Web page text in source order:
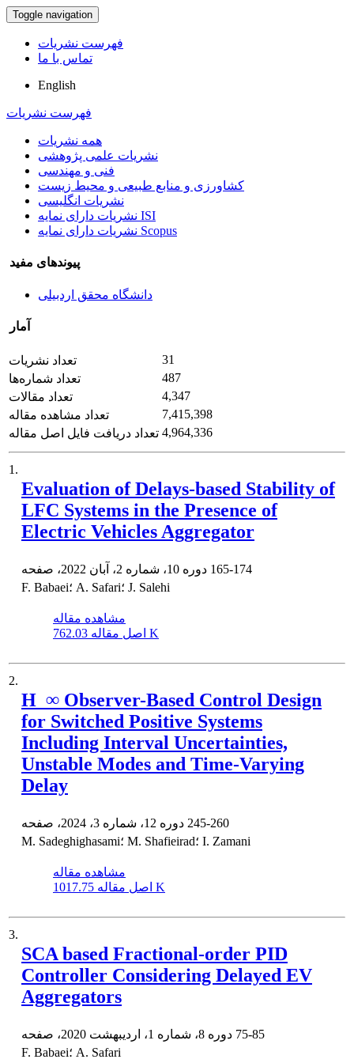
Toggle navigation
فهرست نشریات
تماس با ما
English
فهرست نشریات
همه نشریات
نشریات علمی پژوهشی
فنی و مهندسی
کشاورزی و منابع طبیعی و محیط زیست
نشریات انگلیسی
نشریات دارای نمایه ISI
نشریات دارای نمایه Scopus
پیوندهای مفید
دانشگاه محقق اردبیلی
آمار
تعداد نشریات
31
تعداد شماره‌ها
487
تعداد مقالات
4,347
تعداد مشاهده مقاله
7,415,398
تعداد دریافت فایل اصل مقاله 4,964,336
1.
Evaluation of Delays-based Stability of
LFC Systems in the Presence of
Electric ‎Vehicles Aggregator
165-174
F. Babaei؛ A. Safari؛ J. Salehi
مشاهده مقاله
اصل مقاله 762.03 K
2.
H_∞ Observer-Based Control Design
for Switched Positive Systems
Including Interval Uncertainties,
Unstable Modes and Time-Varying
Delay
245-260
M. Sadeghighasami؛ M. Shafieirad؛ I. Zamani
مشاهده مقاله
اصل مقاله 1017.75 K
3.
SCA based Fractional-order PID
Controller Considering Delayed EV
Aggregators
75-85
F. Babaei؛ A. Safari